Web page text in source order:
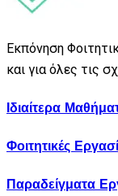
Εκπόνηση
και για όλες τις
Ιδιαίτερα
Φοιτητικές
Παραδείγματα